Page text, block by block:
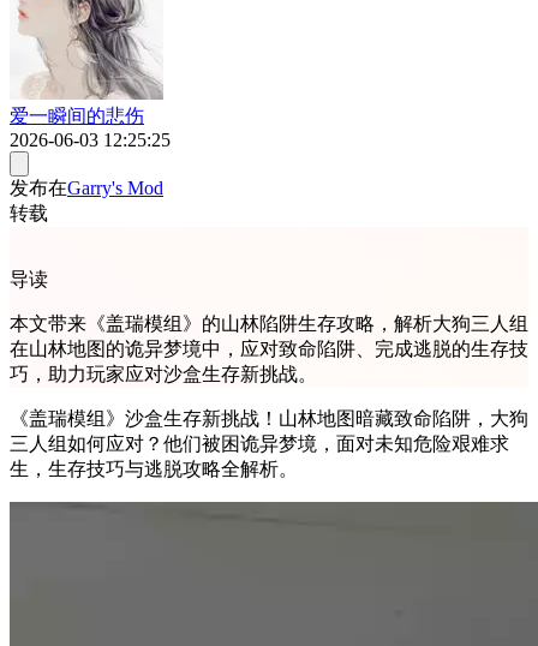
爱一瞬间的悲伤
2026-06-03 12:25:25
发布在Garry's Mod
转载
导读
本文带来《盖瑞模组》的山林陷阱生存攻略，解析大狗三人组
在山林地图的诡异梦境中，应对致命陷阱、完成逃脱的生存技
巧，助力玩家应对沙盒生存新挑战。
《盖瑞模组》沙盒生存新挑战！山林地图暗藏致命陷阱，大狗
三人组如何应对？他们被困诡异梦境，面对未知危险艰难求
生，生存技巧与逃脱攻略全解析。